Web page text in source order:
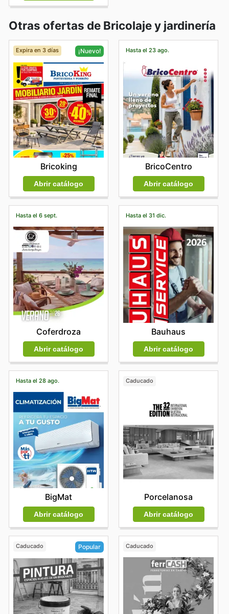
Otras ofertas de Bricolaje y jardinería
Expira en 3 días ¡Nuevo!
Bricoking
Abrir catálogo
Hasta el 23 ago.
BricoCentro
Abrir catálogo
Hasta el 6 sept.
Coferdroza
Abrir catálogo
Hasta el 31 dic.
Bauhaus
Abrir catálogo
Hasta el 28 ago.
BigMat
Abrir catálogo
Caducado
Porcelanosa
Abrir catálogo
Caducado Popular Caducado